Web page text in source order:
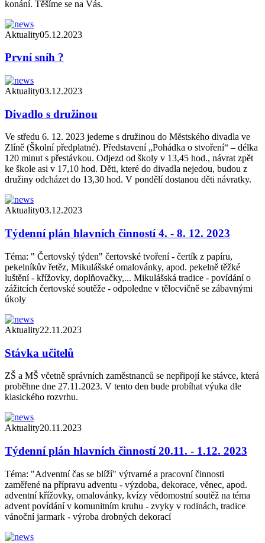
konání. Těšíme se na Vás.
Aktuality05.12.2023
První sníh ?
Aktuality03.12.2023
Divadlo s družinou
Ve středu 6. 12. 2023 jedeme s družinou do Městského divadla ve
Zlíně (Školní předplatné). Představení „Pohádka o stvoření“ – délka
120 minut s přestávkou. Odjezd od školy v 13,45 hod., návrat zpět
ke škole asi v 17,10 hod. Děti, které do divadla nejedou, budou z
družiny odcházet do 13,30 hod. V pondělí dostanou děti návratky.
Aktuality03.12.2023
Týdenní plán hlavních činností 4. - 8. 12. 2023
Téma: " Čertovský týden" čertovské tvoření - čertík z papíru,
pekelníkův řetěz, Mikulášské omalovánky, apod. pekelně těžké
luštění - křížovky, doplňovačky,... Mikulášská tradice - povídání o
zážitcích čertovské soutěže - odpoledne v tělocvičně se zábavnými
úkoly
Aktuality22.11.2023
Stávka učitelů
ZŠ a MŠ včetně správních zaměstnanců se nepřipojí ke stávce, která
proběhne dne 27.11.2023. V tento den bude probíhat výuka dle
klasického rozvrhu.
Aktuality20.11.2023
Týdenní plán hlavních činností 20.11. - 1.12. 2023
Téma: "Adventní čas se blíží" výtvarné a pracovní činnosti
zaměřené na přípravu adventu - výzdoba, dekorace, věnec, apod.
adventní křížovky, omalovánky, kvízy vědomostní soutěž na téma
advent povídání v komunitním kruhu - zvyky v rodinách, tradice
vánoční jarmark - výroba drobných dekorací